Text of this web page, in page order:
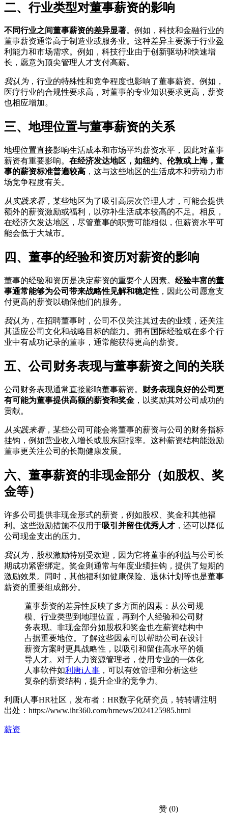
二、行业类型对董事薪资的影响
不同行业之间董事薪资的差异显著。例如，科技和金融行业的
董事薪资通常高于制造业或服务业。这种差异主要源于行业盈
利能力和市场需求。例如，科技行业由于创新驱动和快速增
长，愿意为顶尖管理人才支付高薪。
我认为，行业的特殊性和竞争程度也影响了董事薪资。例如，
医疗行业的合规性要求高，对董事的专业知识要求更高，薪资
也相应增加。
三、地理位置与董事薪资的关系
地理位置直接影响生活成本和市场平均薪资水平，因此对董事
薪资有重要影响。 在经济发达地区，如纽约、伦敦或上海，董
事的薪资标准普遍较高 ，这与这些地区的生活成本和劳动力市
场竞争程度有关。
从实践来看，某些地区为了吸引高层次管理人才，可能会提供
额外的薪资激励或福利，以弥补生活成本较高的不足。相反，
在经济欠发达地区，尽管董事的职责可能相似，但薪资水平可
能会低于大城市。
四、董事的经验和资历对薪资的影响
董事的经验和资历是决定薪资的重要个人因素。 经验丰富的董
事通常能够为公司带来战略性见解和稳定性 ，因此公司愿意支
付更高的薪资以确保他们的服务。
我认为，在招聘董事时，公司不仅关注其过去的业绩，还关注
其适应公司文化和战略目标的能力。拥有国际经验或在多个行
业中有成功记录的董事，通常能获得更高的薪资。
五、公司财务表现与董事薪资之间的关联
公司财务表现通常直接影响董事薪资。 财务表现良好的公司更
有可能为董事提供高额的薪资和奖金 ，以奖励其对公司成功的
贡献。
从实践来看，某些公司可能会将董事的薪资与公司的财务指标
挂钩，例如营业收入增长或股东回报率。这种薪资结构能激励
董事更关注公司的长期健康发展。
六、董事薪资的非现金部分（如股权、奖
金等）
许多公司提供非现金形式的薪资，例如股权、奖金和其他福
利。这些激励措施不仅用于吸引并留住优秀人才 ，还可以降低
公司现金支出的压力。
我认为，股权激励特别受欢迎，因为它将董事的利益与公司长
期成功紧密绑定。奖金则通常与年度业绩挂钩，提供了短期的
激励效果。同时，其他福利如健康保险、退休计划等也是董事
薪资的重要组成部分。
董事薪资的差异性反映了多方面的因素：从公司规
模、行业类型到地理位置，再到个人经验和公司财
务表现。非现金部分如股权和奖金也在薪资结构中
占据重要地位。了解这些因素可以帮助公司在设计
薪资方案时更具战略性，以吸引和留住高水平的领
导人才。对于人力资源管理者，使用专业的一体化
人事软件如利唐i人事 ，可以有效管理和分析这些
复杂的薪资结构，提升企业的竞争力。
利唐i人事HR社区，发布者：HR数字化研究员，转转请注明
出处： https://www.ihr360.com/hrnews/2024125985.html
薪资
赞 (0)